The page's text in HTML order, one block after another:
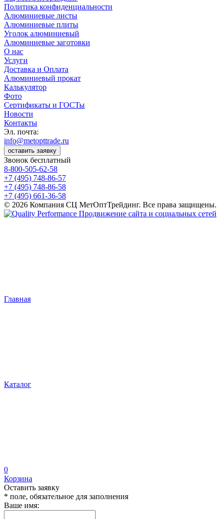
Политика конфиденциальности
Алюминиевые листы
Алюминиевые плиты
Уголок алюминиевый
Алюминиевые заготовки
О нас
Услуги
Доставка и Оплата
Алюминиевый прокат
Калькулятор
Фото
Сертификаты и ГОСТы
Новости
Контакты
Эл. почта:
info@metopttrade.ru
оставить заявку
Звонок бесплатный
8-800-505-62-58
+7 (495) 748-86-57
+7 (495) 748-86-58
+7 (495) 661-36-58
© 2026 Компания СЦ МетОптТрейдинг. Все права защищены.
Продвижение сайта и социальных сетей
Главная
Каталог
0
Корзина
Оставить заявку
* поле, обязательное для заполнения
Ваше имя: